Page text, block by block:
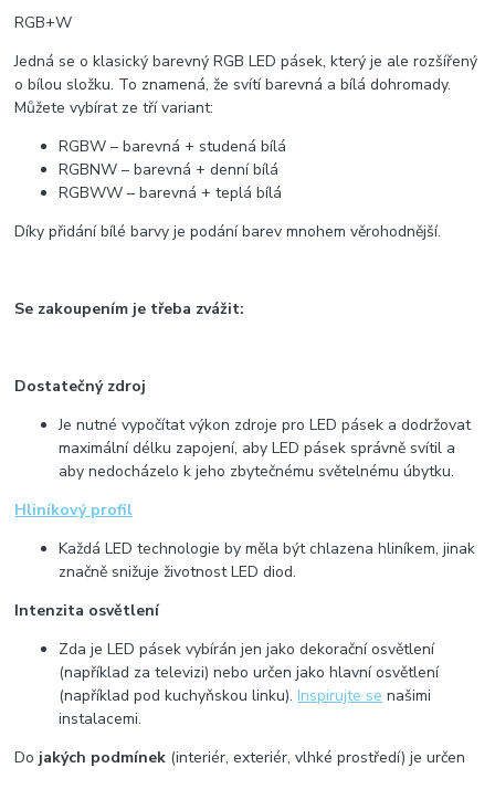
RGB+W
Jedná se o klasický barevný RGB LED pásek, který je ale rozšířený
o bílou složku. To znamená, že svítí barevná a bílá dohromady.
Můžete vybírat ze tří variant:
RGBW – barevná + studená bílá
RGBNW – barevná + denní bílá
RGBWW – barevná + teplá bílá
Díky přidání bílé barvy je podání barev mnohem věrohodnější.
Se zakoupením je třeba zvážit:
Dostatečný zdroj
Je nutné vypočítat výkon zdroje pro LED pásek a dodržovat
maximální délku zapojení, aby LED pásek správně svítil a
aby nedocházelo k jeho zbytečnému světelnému úbytku.
Hliníkový profil
Každá LED technologie by měla být chlazena hliníkem, jinak
značně snižuje životnost LED diod.
Intenzita osvětlení
Zda je LED pásek vybírán jen jako dekorační osvětlení
(například za televizi) nebo určen jako hlavní osvětlení
(například pod kuchyňskou linku). Inspirujte se našimi
instalacemi.
Do jakých podmínek (interiér, exteriér, vlhké prostředí) je určen